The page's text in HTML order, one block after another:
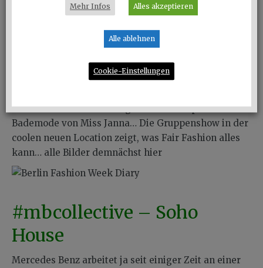
Salonshow – Funkhaus
Living Blue x Natascha von Hirschhausen, Jungle
eine echte Neuentdeckung die Retro-inspirierte
Bademode von Miss Janna… Die Gruppenshow in der
coolen neuen Location zeigt, was Fair Fashion alles
kann… alle Bilder demnächst hier
#mbcollective – Soho
House
Mercedes Benz arbeitet ja seit einiger Zeit an einer
Mehr Infos Alles akzeptieren
Alle ablehnen
Cookie-Einstellungen